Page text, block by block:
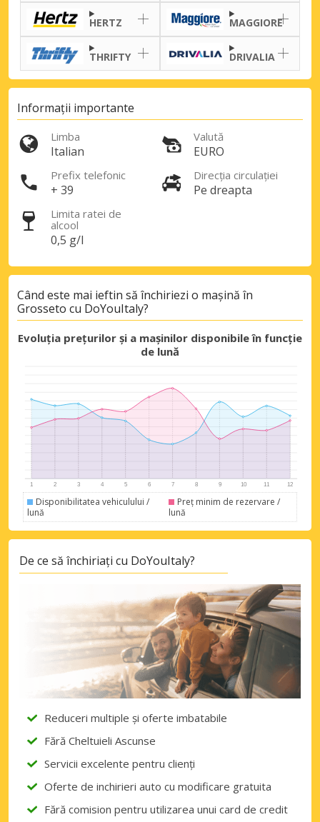
Economii de top
Accesați ofertele exclusive ale
furnizorilor noștri
HERTZ MAGGIORE
THRIFTY DRIVALIA
Informații importante
Limba
Italian
Valută
EURO
Prefix telefonic
+ 39
Direcția circulației
Pe dreapta
Limita ratei de
alcool
0,5 g/l
Când este mai ieftin să închiriezi o mașină în
Grosseto cu DoYouItaly?
Evoluția prețurilor și a mașinilor disponibile în funcție
de lună
Disponibilitatea vehiculului /
lună
Preț minim de rezervare /
lună
De ce să închiriați cu DoYouItaly?
Reduceri multiple și oferte imbatabile
Fără Cheltuieli Ascunse
Servicii excelente pentru clienți
Oferte de inchirieri auto cu modificare gratuita
Fără comision pentru utilizarea unui card de credit